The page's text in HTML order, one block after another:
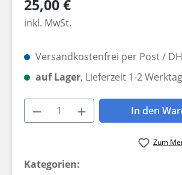
25,00 €
inkl. MwSt.
Versandkostenfrei per Post /
auf Lager, Lieferzeit 1-2
Produkt Anzahl: Gib
In den
Zum
Kategorien: